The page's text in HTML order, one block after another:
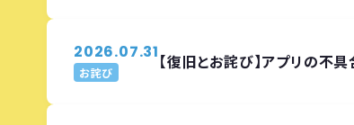
2026.07.31
お詫び 【復旧とお詫び】アプリの不